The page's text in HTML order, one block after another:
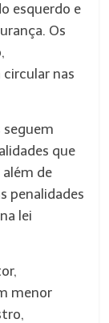
esquerdo e
Os
nas
seguem
que
de
penalidades
lei
menor